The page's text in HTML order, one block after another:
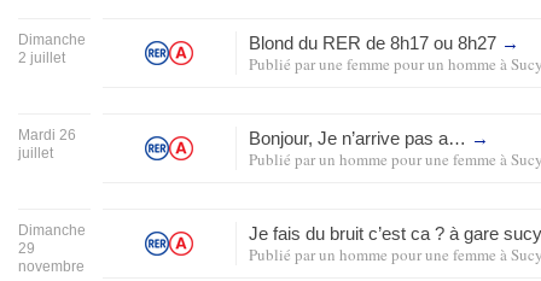
Dimanche
2 juillet
Blond du RER de 8h17 ou 8h27 →
Publié parune femme pour un homme à
Mardi 26
juillet
Bonjour, Je n’arrive pas a… →
Publié parun homme pour une femme à
Dimanche
29
novembre
Je fais du bruit c’est ca ? à gare
Publié parun homme pour une femme à